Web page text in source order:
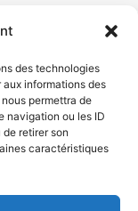
des technologies
informations des
permettra de
navigation ou les ID
retirer son
caractéristiques
2026